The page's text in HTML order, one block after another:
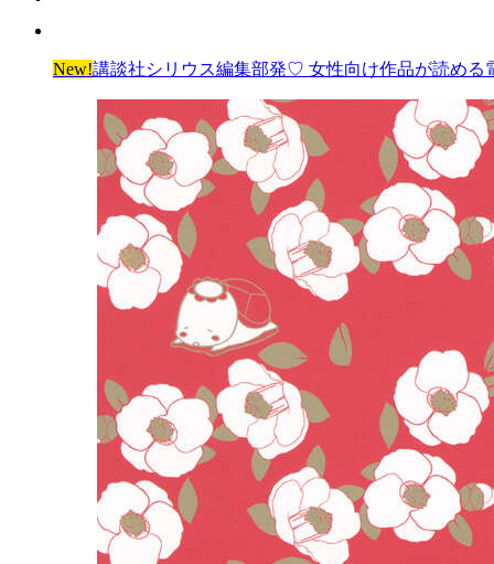
New!講談社シリウス編集部発♡ 女性向け作品が読める